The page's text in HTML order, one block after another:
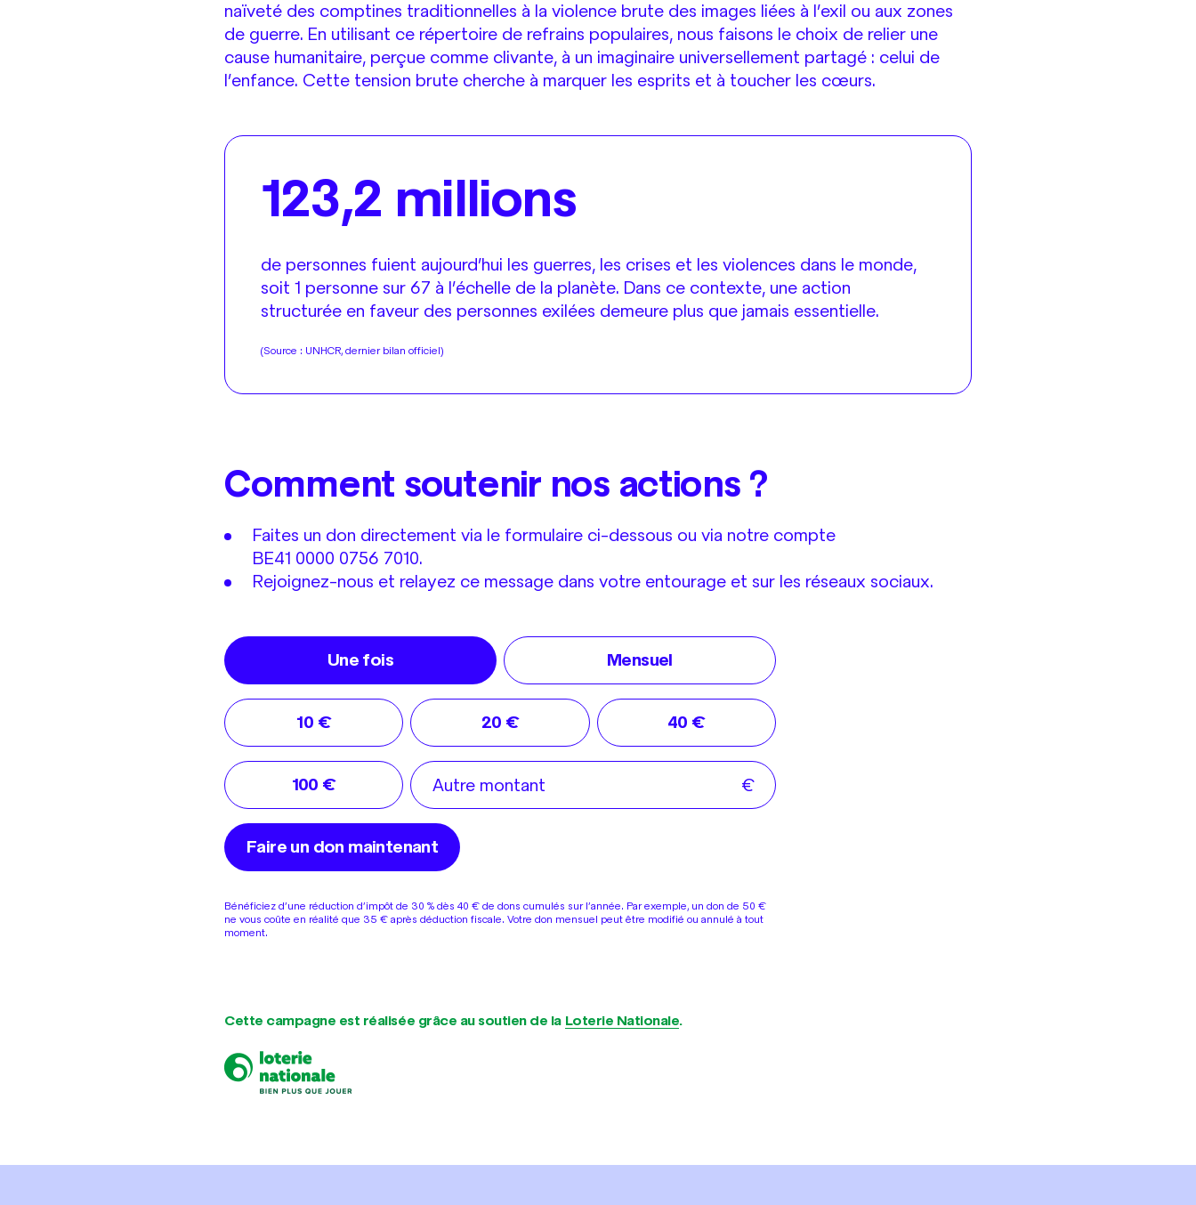
naïveté des comptines traditionnelles à la violence brute des images liées à l’exil ou aux zones
de guerre. En utilisant ce répertoire de refrains populaires, nous faisons le choix de relier une
cause humanitaire, perçue comme clivante, à un imaginaire universellement partagé : celui de
l’enfance. Cette tension brute cherche à marquer les esprits et à toucher les cœurs.
123,2 millions
de personnes fuient aujourd’hui les guerres, les crises et les violences dans le monde,
soit 1 personne sur 67 à l’échelle de la planète. Dans ce contexte, une action
structurée en faveur des personnes exilées demeure plus que jamais essentielle.
(Source : UNHCR, dernier bilan officiel)
Comment soutenir nos actions ?
Faites un don directement via le formulaire ci-dessous ou via notre compte
BE41 0000 0756 7010.
Rejoignez-nous et relayez ce message dans votre entourage et sur les réseaux sociaux.
Une fois Mensuel
10 € 20 € 40 €
100 €
Faire un don maintenant
Bénéficiez d’une réduction d’impôt de 30 % dès 40 € de dons cumulés sur l’année. Par exemple, un don de 50 €
ne vous coûte en réalité que 35 € après déduction fiscale. Votre don mensuel peut être modifié ou annulé à tout
moment.
Cette campagne est réalisée grâce au soutien de la Loterie Nationale.